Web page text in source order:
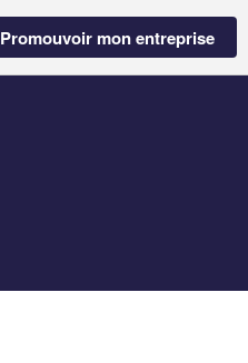
Promouvoir mon entreprise